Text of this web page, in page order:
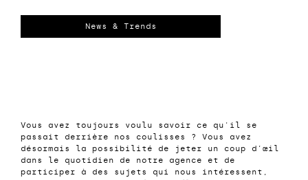
kreative
Werbeagentur
News & Trends
Vous avez toujours voulu savoir ce qu'il se
passait derrière nos coulisses ? Vous avez
désormais la possibilité de jeter un coup d’œil
dans le quotidien de notre agence et de
participer à des sujets qui nous intéressent,